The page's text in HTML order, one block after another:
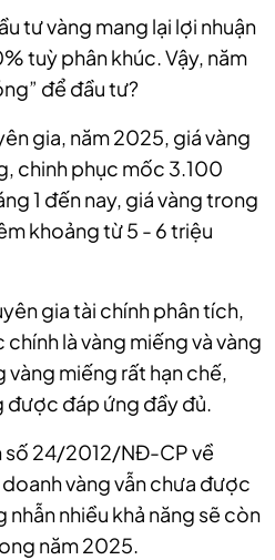
tư vàng mang lại lợi nhuận
tuỳ phân khúc. Vậy, năm
để đầu tư?
gia, năm 2025, giá vàng
chinh phục mốc 3.100
1 đến nay, giá vàng trong
khoảng từ 5 - 6 triệu
gia tài chính phân tích,
là vàng miếng và vàng
vàng miếng rất hạn chế,
được đáp ứng đầy đủ.
số 24/2012/NĐ-CP về
vàng vẫn chưa được
nhiều khả năng sẽ còn
năm 2025.